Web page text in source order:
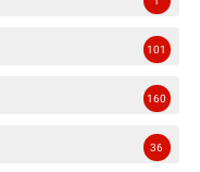
101
160
36